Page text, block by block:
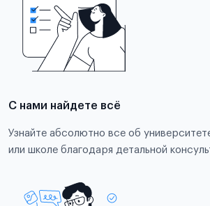
С нами найдете всё
Узнайте абсолютно все об
или школе благодаря детальной